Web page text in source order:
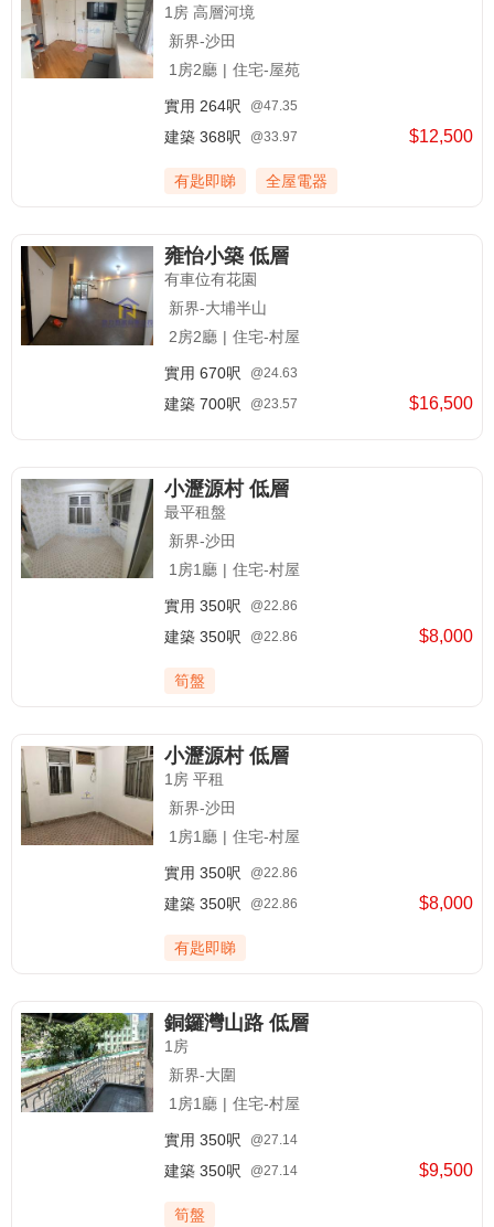
1房 高層河境
新界-沙田
1房2廳 | 住宅-屋苑
$12,500
實用 264呎 @47.35
建築 368呎 @33.97
有匙即睇 全屋電器
雍怡小築 低層
有車位有花園
新界-大埔半山
2房2廳 | 住宅-村屋
$16,500
實用 670呎 @24.63
建築 700呎 @23.57
小瀝源村 低層
最平租盤
新界-沙田
1房1廳 | 住宅-村屋
$8,000
實用 350呎 @22.86
建築 350呎 @22.86
筍盤
小瀝源村 低層
1房 平租
新界-沙田
1房1廳 | 住宅-村屋
$8,000
實用 350呎 @22.86
建築 350呎 @22.86
有匙即睇
銅鑼灣山路 低層
1房
新界-大圍
1房1廳 | 住宅-村屋
$9,500
實用 350呎 @27.14
建築 350呎 @27.14
筍盤